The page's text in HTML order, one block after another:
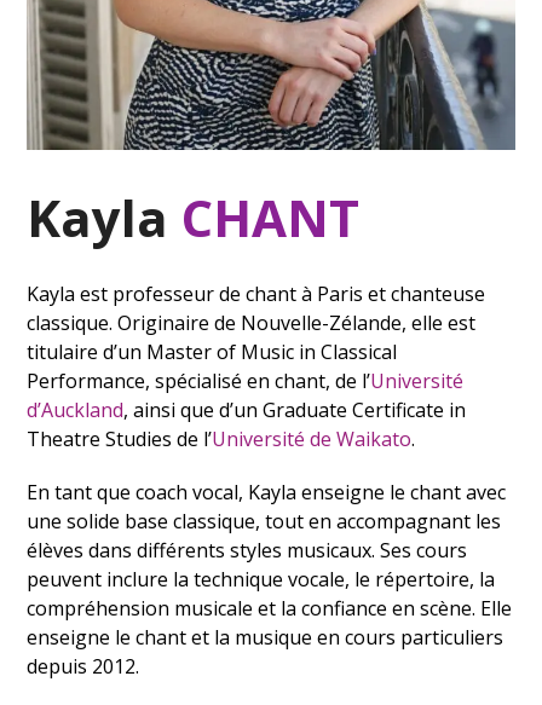
Kayla CHANT
Kayla est professeur de chant à Paris et chanteuse
classique. Originaire de Nouvelle-Zélande, elle est
titulaire d’un Master of Music in Classical
Performance, spécialisé en chant, de l’Université
d’Auckland, ainsi que d’un Graduate Certificate in
Theatre Studies de l’Université de Waikato.
En tant que coach vocal, Kayla enseigne le chant avec
une solide base classique, tout en accompagnant les
élèves dans différents styles musicaux. Ses cours
peuvent inclure la technique vocale, le répertoire, la
compréhension musicale et la confiance en scène. Elle
enseigne le chant et la musique en cours particuliers
depuis 2012.